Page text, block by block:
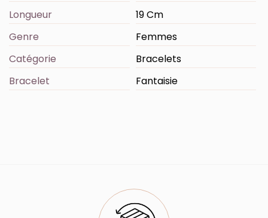
Longueur
19 Cm
Genre
Femmes
Catégorie
Bracelets
Bracelet
Fantaisie